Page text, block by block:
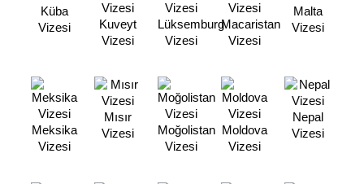
Küba
Vizesi
Kuveyt
Vizesi
Lüksemburg
Vizesi
Macaristan
Vizesi
Malta
Vizesi
Meksika
Vizesi
Mısır
Vizesi
Moğolistan
Vizesi
Moldova
Vizesi
Nepal
Vizesi